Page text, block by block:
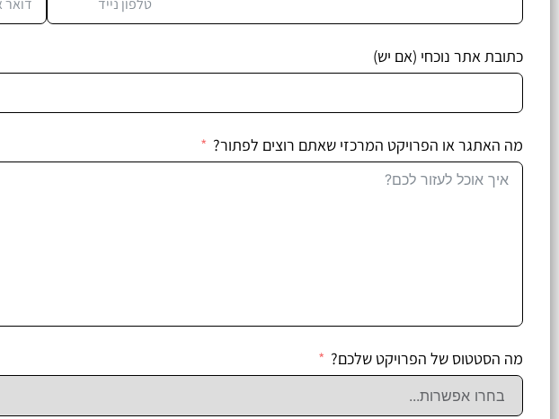
כתובת אתר נוכחי (אם יש)
מה האתגר או הפרויקט המרכזי שאתם רוצים לפתור?
מה הסטטוס של הפרויקט שלכם?